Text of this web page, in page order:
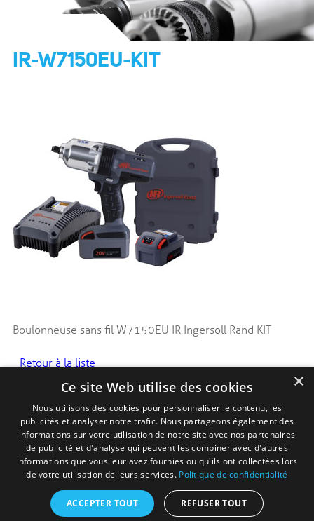
IR-W7150EU-KIT
Boulonneuse sans fil W7150EU IR Ingersoll Rand KIT
Retour à la liste
Issenhuth
Copyright © 2015 - J. Pierre Issenhuth SARL
Tous droits réservés -
Mentions légales
Une réalisation
×
Ce site Web utilise des cookies
Nous utilisons des cookies pour personnaliser le contenu, les
publicités et analyser notre trafic. Nous partageons également des
informations sur votre utilisation de notre site avec nos partenaires
de publicité et d'analyse qui peuvent les combiner avec d'autres
informations que vous leur avez fournies ou qu'ils ont collectées lors
de votre utilisation de leurs services. Politique de confidentialité
ACCEPTER TOUT REFUSER TOUT
Ce site utilise des cookies permettant l’analyse et
l’amélioration de votre navigation. Aucune donnée
personnelle n’est conservée. En savoir plus ou s’opposer.
Accepter